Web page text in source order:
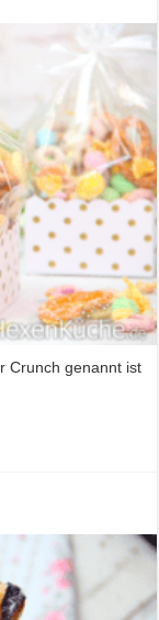
Crunch genannt ist